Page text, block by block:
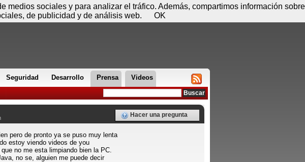
Seguridad Desarrollo Prensa Videos
Hacer una pregunta
pero de pronto ya se puso muy lenta
estoy viendo videos de you
no me esta limpiando bien la PC.
no se, alguien me puede decir
Viernes 07 de agosto - 12:37 Registrar Conectar
sociales y para analizar el tráfico. Además, compartimos información sobre
de publicidad y de análisis web.
OK